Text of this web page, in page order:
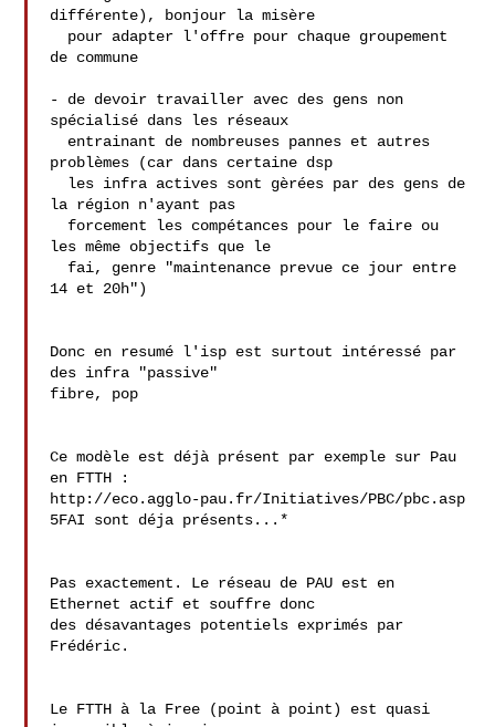
différente), bonjour la misère
de commune
- de devoir travailler avec des gens non
spécialisé dans les réseaux
problèmes (car dans certaine dsp
la région n'ayant pas
les même objectifs que le
14 et 20h")
Donc en resumé l'isp est surtout intéressé par
des infra "passive"
fibre, pop
Ce modèle est déjà présent par exemple sur Pau
en FTTH :
http://eco.agglo-pau.fr/Initiatives/PBC/pbc.asp
5FAI sont déja présents...*
Pas exactement. Le réseau de PAU est en
Ethernet actif et souffre donc
des désavantages potentiels exprimés par
Frédéric.
Le FTTH à la Free (point à point) est quasi